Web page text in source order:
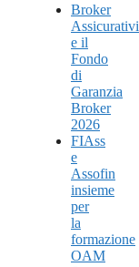
Broker
Assicurativi
e il
Fondo
di
Garanzia
Broker
2026
FIAss
e
Assofin
insieme
per
la
formazione
OAM